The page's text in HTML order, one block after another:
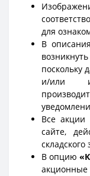
для
В
поскольку
и/или
Все акции
сайте,
В опцию
акционные